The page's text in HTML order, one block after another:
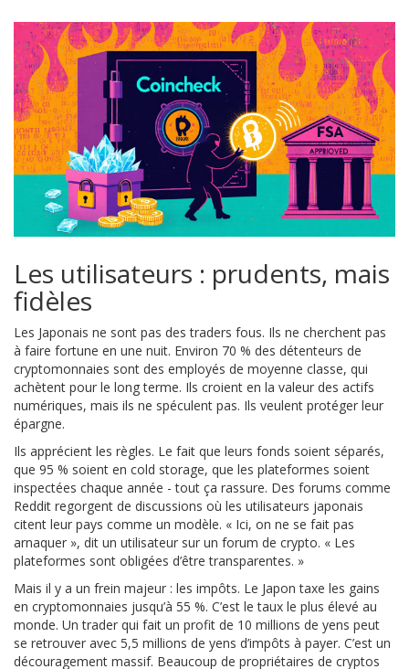
Les utilisateurs : prudents, mais
fidèles
Les Japonais ne sont pas des traders fous. Ils ne cherchent pas
à faire fortune en une nuit. Environ 70 % des détenteurs de
cryptomonnaies sont des employés de moyenne classe, qui
achètent pour le long terme. Ils croient en la valeur des actifs
numériques, mais ils ne spéculent pas. Ils veulent protéger leur
épargne.
Ils apprécient les règles. Le fait que leurs fonds soient séparés,
que 95 % soient en cold storage, que les plateformes soient
inspectées chaque année - tout ça rassure. Des forums comme
Reddit regorgent de discussions où les utilisateurs japonais
citent leur pays comme un modèle. « Ici, on ne se fait pas
arnaquer », dit un utilisateur sur un forum de crypto. « Les
plateformes sont obligées d’être transparentes. »
Mais il y a un frein majeur : les impôts. Le Japon taxe les gains
en cryptomonnaies jusqu’à 55 %. C’est le taux le plus élevé au
monde. Un trader qui fait un profit de 10 millions de yens peut
se retrouver avec 5,5 millions de yens d’impôts à payer. C’est un
découragement massif. Beaucoup de propriétaires de cryptos